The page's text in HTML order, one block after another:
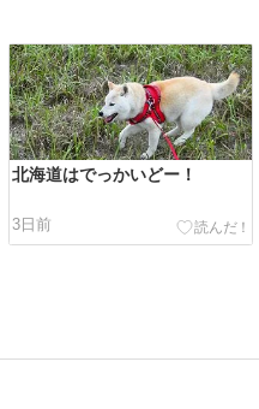
北海道はでっかいどー！
3日前